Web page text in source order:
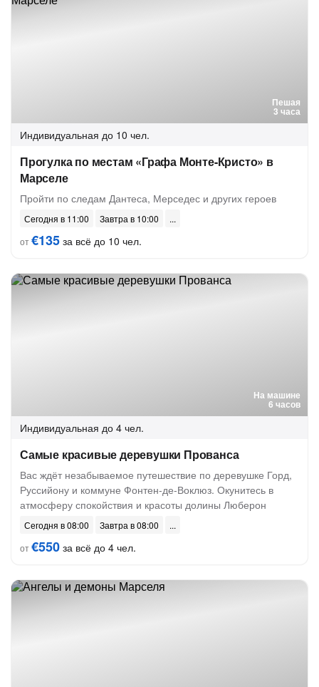
Пешая
3 часа
Индивидуальная до 10 чел.
Прогулка по местам «Графа Монте-Кристо» в
Марселе
Пройти по следам Дантеса, Мерседес и других героев
Сегодня в 11:00
Завтра в 10:00
от€135 за всё до 10 чел.
На машине
6 часов
Индивидуальная до 4 чел.
Самые красивые деревушки Прованса
Вас ждёт незабываемое путешествие по деревушке Горд,
Руссийону и коммуне Фонтен-де-Воклюз. Окунитесь в
атмосферу спокойствия и красоты долины Люберон
Сегодня в 08:00
Завтра в 08:00
от€550 за всё до 4 чел.